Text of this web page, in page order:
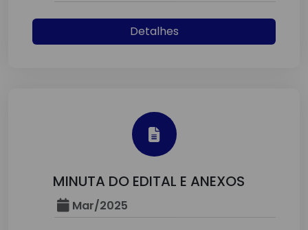
Detalhes
MINUTA DO EDITAL E ANEXOS
Mar/2025